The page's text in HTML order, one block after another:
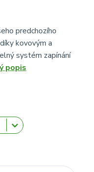
predchozího
kovovým a
systém zapínání
popis